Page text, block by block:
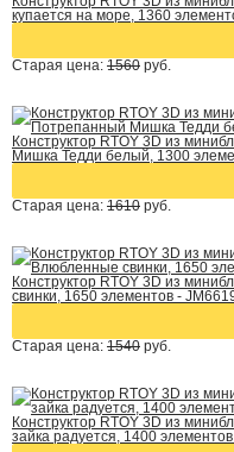
купается на море, 1360
Старая цена: 1560 руб.
Конструктор RTOY 3D из
Мишка Тедди белый, 1300
Старая цена: 1610 руб.
Конструктор RTOY 3D из
свинки, 1650 элементов -
Старая цена: 1540 руб.
Конструктор RTOY 3D из
зайка радуется, 1400